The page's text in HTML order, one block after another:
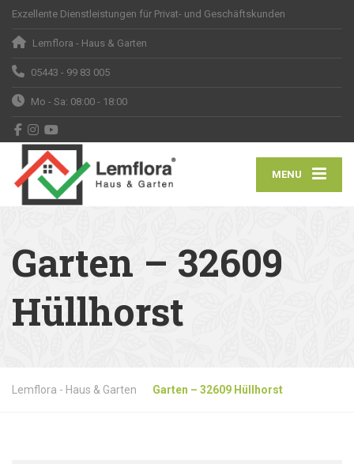
Exzellente Dienstleistungen für Privat- und Geschäftskunden
Lemflora - Haus & Garten
05443 - 99 83 005
Mo - Sa: 08:00 - 18:00
MENU
Garten – 32609
Hüllhorst
Lemflora - Haus & Garten Garten – 32609 Hüllhorst